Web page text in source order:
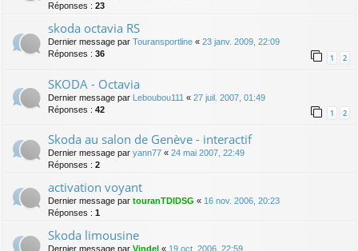
Réponses : 23
skoda octavia RS
Dernier message par Touransportline « 23 janv. 2009, 22:09
Réponses : 36 1 2
SKODA - Octavia
Dernier message par Leboubou111 « 27 juil. 2007, 01:49
Réponses : 42 1 2
Skoda au salon de Genève - interactif
Dernier message par yann77 « 24 mai 2007, 22:49
Réponses : 2
activation voyant
Dernier message par touranTDIDSG « 16 nov. 2006, 20:23
Réponses : 1
Skoda limousine
Dernier message par Vindel « 19 oct. 2006, 22:59